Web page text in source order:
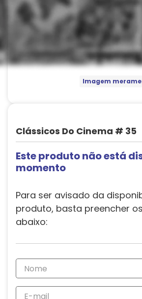
Imagem
Clássicos Do Cinema # 35
Este produto não está
momento
Para ser avisado da
produto, basta preencher
abaixo: